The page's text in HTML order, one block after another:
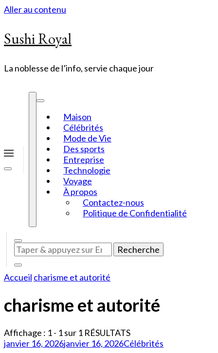
Aller au contenu
Sushi Royal
La noblesse de l’info, servie chaque jour
Maison
Célébrités
Mode de Vie
Des sports
Entreprise
Technologie
Voyage
À propos
Contactez-nous
Politique de Confidentialité
Vous
recherchiez
quelque
chose
Accueil charisme et autorité
charisme et autorité
Affichage : 1 - 1 sur 1 RÉSULTATS
janvier 16, 2026janvier 16, 2026Célébrités